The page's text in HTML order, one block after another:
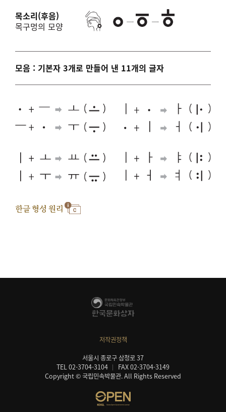
목소리(후음)
목구멍의 모양
모음 : 기본자 3개로 만들어 낸 11개의 글자
한글 형성 원리
저작권정책
서울시 종로구 삼청로 37
TEL 02-3704-3104
FAX 02-3704-3149
Copyright © 국립민속박물관. All Rights Reserved